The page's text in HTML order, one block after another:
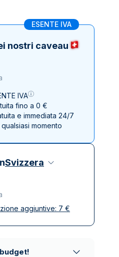
ESENTE IVA
nostri caveau
IVA
fino a 0 €
e immediata 24/7
momento
Svizzera
incluseaggiuntive: 7 €